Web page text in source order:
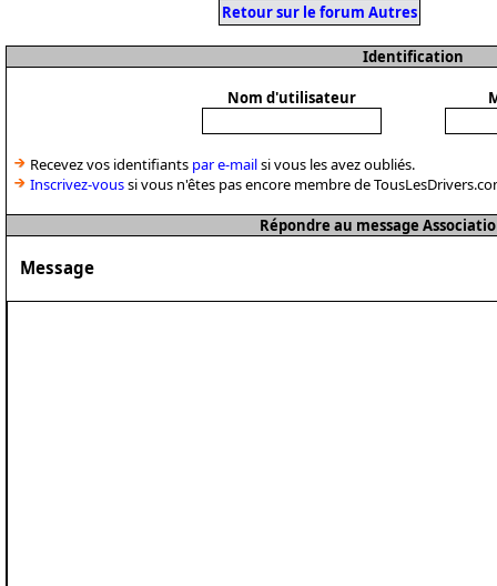
Retour sur le forum Autres
Identification
Nom d'utilisateur
Recevez vos identifiants par e-mailsi vous les avez oubliés.
Inscrivez-voussi vous n'êtes pas encore membre de
Répondre au message
Message